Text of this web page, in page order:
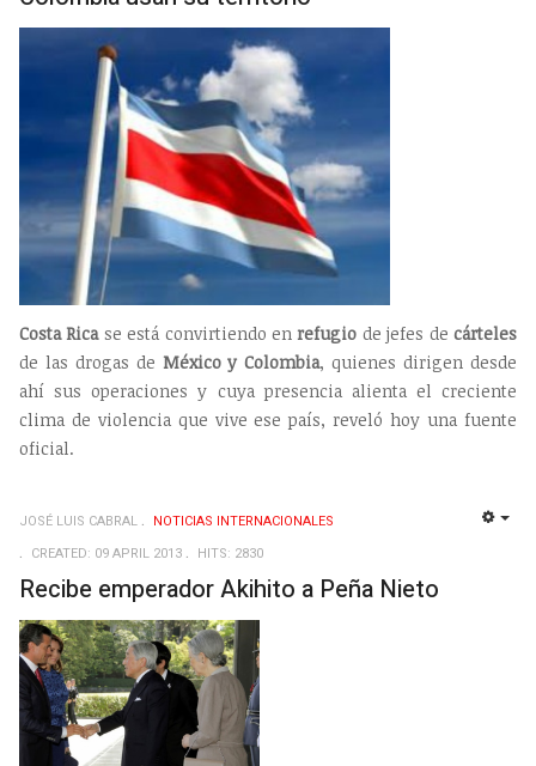
Costa Ricase está convirtiendo enrefugio de jefes decárteles
de las drogas de México y Colombia, quienes dirigen desde
ahí sus operaciones y cuya presencia alienta el creciente
clima de violencia que vive ese país, reveló hoy una fuente
oficial.
JOSÉ LUIS CABRAL
NOTICIAS INTERNACIONALES
CREATED: 09 APRIL 2013
HITS: 2830
Recibe emperador Akihito a Peña Nieto